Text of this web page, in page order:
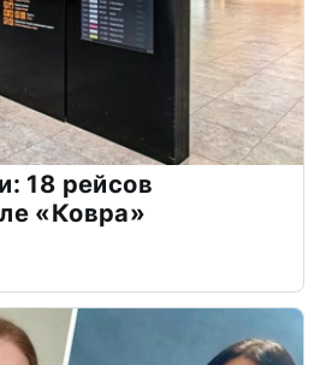
18 рейсов
«Ковра»